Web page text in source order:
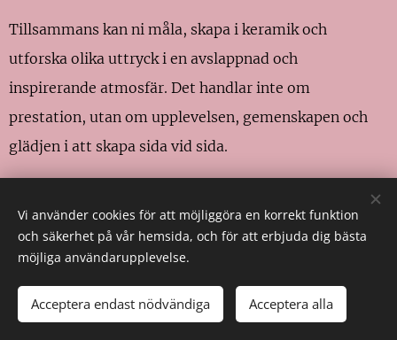
Tillsammans kan ni måla, skapa i keramik och
utforska olika uttryck i en avslappnad och
inspirerande atmosfär. Det handlar inte om
prestation, utan om upplevelsen, gemenskapen och
glädjen i att skapa sida vid sida.
om ni är ett mindre team eller en större grupp. Kanske
vill ni stärka teamkänslan, fira något tillsammans
kreativt.
Vi använder cookies för att möjliggöra en korrekt funktion
och säkerhet på vår hemsida, och för att erbjuda dig bästa
möjliga användarupplevelse.
Acceptera endast nödvändiga Acceptera alla